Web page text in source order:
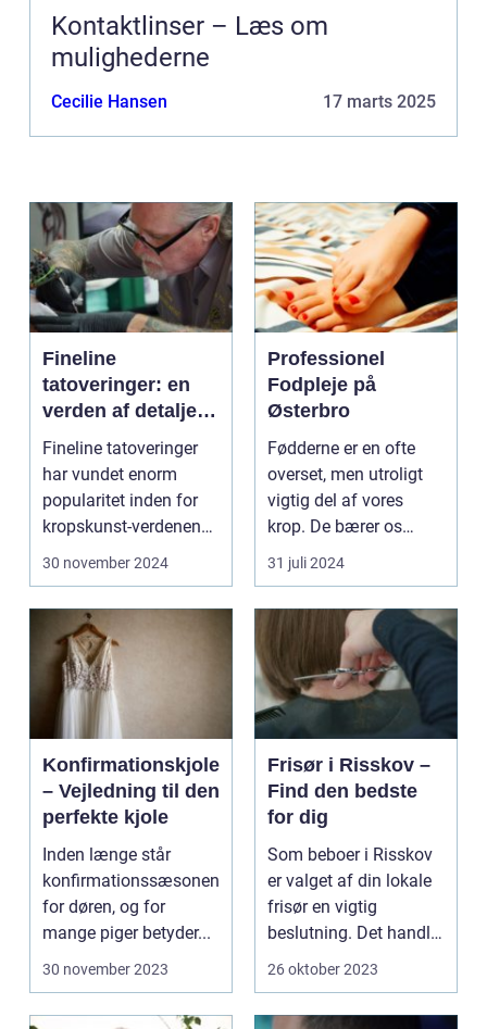
Kontaktlinser – Læs om
mulighederne
Cecilie Hansen 17 marts 2025
Fineline
tatoveringer: en
verden af detaljer
og elegance
Fineline tatoveringer
har vundet enorm
popularitet inden for
kropskunst-verdenen
de seneste år...
30 november 2024
Professionel
Fodpleje på
Østerbro
Fødderne er en ofte
overset, men utroligt
vigtig del af vores
krop. De bærer os
gennem ...
31 juli 2024
Konfirmationskjole
– Vejledning til den
perfekte kjole
Inden længe står
konfirmationssæsonen
for døren, og for
mange piger betyder...
30 november 2023
Frisør i Risskov –
Find den bedste
for dig
Som beboer i Risskov
er valget af din lokale
frisør en vigtig
beslutning. Det handler
om mere...
26 oktober 2023